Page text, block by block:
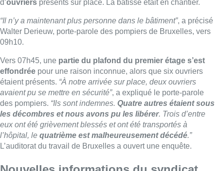
l’hôpital, le quatrième est malheureusement décédé.”
L’auditorat du travail de Bruxelles a ouvert une enquête.
Nouvelles informations du syndicat
Selon le CSC bâtiment, le syndicat du secteur du bâtiment, les
victimes seraient des travailleurs roumainsprésents sur le
chantier lors de la pose de bétonnage sur des poutrains et
claveaux. Il semblerait que l’effondrement soit dû aux
étançonsposés à l’étage du dessous qui auraient été
insuffisants et/ou mal posés pour supporter la charge de béton.
Le syndicat déplore d’ailleurs, dans son communiqué de
presse, uneénième tragédieet appelle le ministre Dermagne
à prendre des dispositions pour éviter de futurs accidents.
Du côté de la circulation, la Stib a indiqué que le bus 52 était